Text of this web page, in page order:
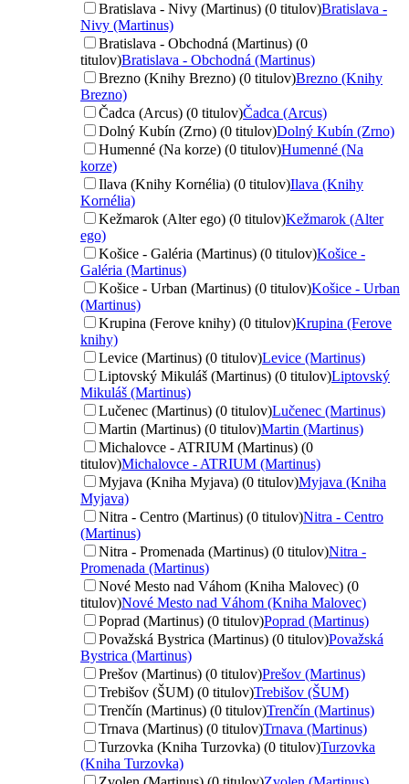
Bratislava - Nivy (Martinus) (0 titulov)Bratislava -
Nivy (Martinus)
Bratislava - Obchodná (Martinus) (0
titulov)Bratislava - Obchodná (Martinus)
Brezno (Knihy Brezno) (0 titulov)Brezno (Knihy
Brezno)
Čadca (Arcus) (0 titulov)Čadca (Arcus)
Dolný Kubín (Zrno) (0 titulov)Dolný Kubín (Zrno)
Humenné (Na korze) (0 titulov)Humenné (Na
korze)
Ilava (Knihy Kornélia) (0 titulov)Ilava (Knihy
Kornélia)
Kežmarok (Alter ego) (0 titulov)Kežmarok (Alter
ego)
Košice - Galéria (Martinus) (0 titulov)Košice -
Galéria (Martinus)
Košice - Urban (Martinus) (0 titulov)Košice - Urban
(Martinus)
Krupina (Ferove knihy) (0 titulov)Krupina (Ferove
knihy)
Levice (Martinus) (0 titulov)Levice (Martinus)
Liptovský Mikuláš (Martinus) (0 titulov)Liptovský
Mikuláš (Martinus)
Lučenec (Martinus) (0 titulov)Lučenec (Martinus)
Martin (Martinus) (0 titulov)Martin (Martinus)
Michalovce - ATRIUM (Martinus) (0
titulov)Michalovce - ATRIUM (Martinus)
Myjava (Kniha Myjava) (0 titulov)Myjava (Kniha
Myjava)
Nitra - Centro (Martinus) (0 titulov)Nitra - Centro
(Martinus)
Nitra - Promenada (Martinus) (0 titulov)Nitra -
Promenada (Martinus)
Nové Mesto nad Váhom (Kniha Malovec) (0
titulov)Nové Mesto nad Váhom (Kniha Malovec)
Poprad (Martinus) (0 titulov)Poprad (Martinus)
Považská Bystrica (Martinus) (0 titulov)Považská
Bystrica (Martinus)
Prešov (Martinus) (0 titulov)Prešov (Martinus)
Trebišov (ŠUM) (0 titulov)Trebišov (ŠUM)
Trenčín (Martinus) (0 titulov)Trenčín (Martinus)
Trnava (Martinus) (0 titulov)Trnava (Martinus)
Turzovka (Kniha Turzovka) (0 titulov)Turzovka
(Kniha Turzovka)